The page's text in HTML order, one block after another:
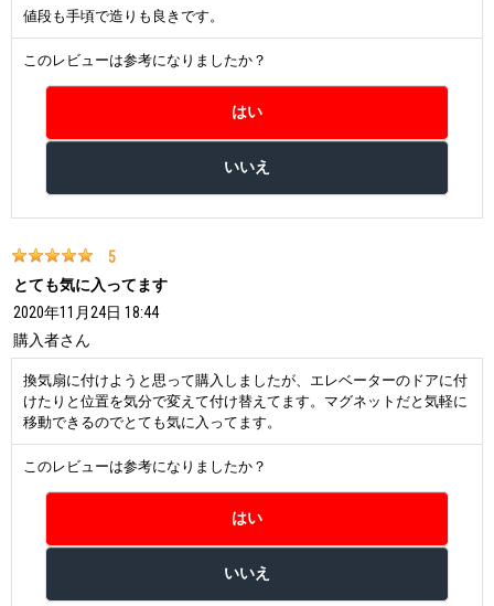
値段も手頃で造りも良きです。
このレビューは参考になりましたか？
5
とても気に入ってます
2020年11月24日 18:44
購入者さん
換気扇に付けようと思って購入しましたが、エレベーターのドアに付
けたりと位置を気分で変えて付け替えてます。マグネットだと気軽に
移動できるのでとても気に入ってます。
このレビューは参考になりましたか？